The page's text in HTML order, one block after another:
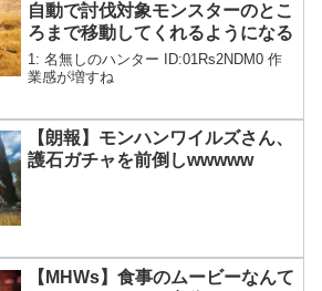
自動で討伐対象モンスターのとこ
ろまで移動してくれるようになる
1: 名無しのハンター ID:01Rs2NDM0 作
業感が増すね
【朗報】モンハンワイルズさん、
護石ガチャを前倒しwwwww
【MHWs】食事のムービーなんて